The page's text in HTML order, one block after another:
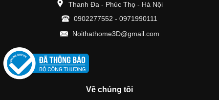
Thanh Đa - Phúc Thọ - Hà Nội
0902277552 - 0971990111
Noithathome3D@gmail.com
Về chúng tôi